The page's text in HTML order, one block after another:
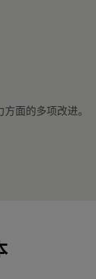
面的多项改进。